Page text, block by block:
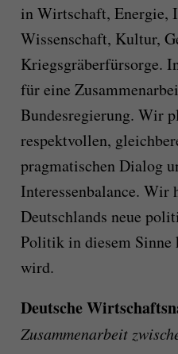
in Wirtschaft, Energie,
Wissenschaft, Kultur,
Kriegsgräberfürsorge.
für eine
Bundesregierung. Wir
respektvollen,
pragmatischen Dialog
Interessenbalance. Wir
Deutschlands neue
Politik in diesem Sinne
wird.
Deutsche
Zusammenarbeit